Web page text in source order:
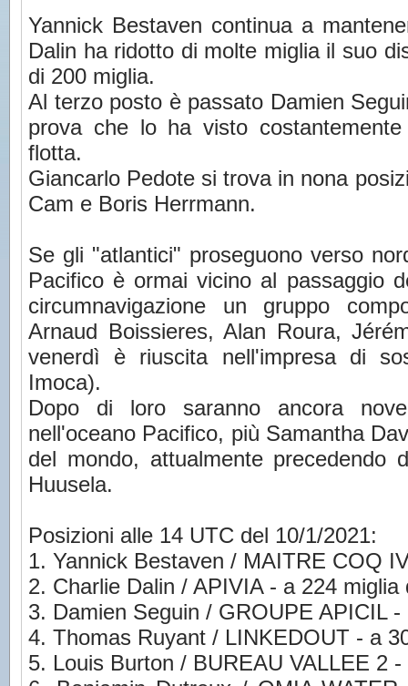
Yannick Bestaven continua a
Dalin ha ridotto di molte miglia il suo
di 200 miglia.
Al terzo posto è passato Damien
prova che lo ha visto
flotta.
Giancarlo Pedote si trova in nona
Cam e Boris Herrmann.
Se gli "atlantici" proseguono verso
Pacifico è ormai vicino al passaggio
circumnavigazione un gruppo
Arnaud Boissieres, Alan Roura,
venerdì è riuscita nell'impresa di
Imoca).
Dopo di loro saranno ancora
nell'oceano Pacifico, più Samantha
del mondo, attualmente precedendo
Huusela.
Posizioni alle 14 UTC del 10/1/2021:
1. Yannick Bestaven / MAITRE COQ
2. Charlie Dalin / APIVIA - a 224 miglia
3. Damien Seguin / GROUPE APICIL
4. Thomas Ruyant / LINKEDOUT - a
5. Louis Burton / BUREAU VALLEE 2